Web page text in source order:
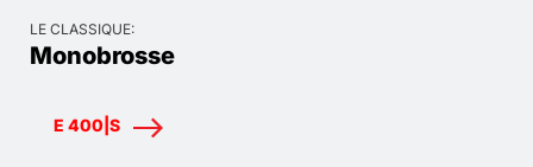
LE CLASSIQUE:
Monobrosse
E 400|S